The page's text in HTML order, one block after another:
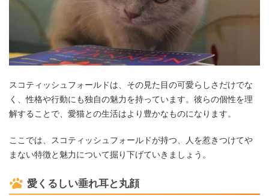
スコティッシュフォールドは、その見た目の可愛らしさだけでな
く、性格や行動にも独自の魅力を持っています。彼らの個性を理
解することで、愛猫との生活はより豊かなものになります。
ここでは、スコティッシュフォールドが持つ、人を惹きつけてや
まない特徴と魅力について掘り下げていきましょう。
愛くるしい垂れ耳と丸顔